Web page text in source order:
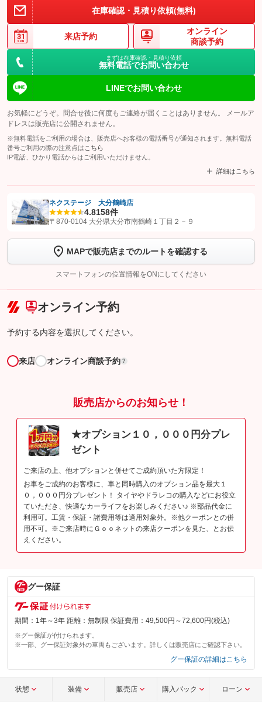
在庫確認・見積り依頼(無料)
来店予約
オンライン
商談予約
まずは在庫確認・見積り依頼
無料電話でお問い合わせ
LINEでお問い合わせ
お気軽にどうぞ。問合せ後に何度もご連絡が届くことはありません。 メールア
ドレスは販売店に公開されません。
※無料電話をご利用の場合は、販売店へお客様の電話番号が通知されます。無料電話
番号ご利用の際の注意点は こちら
IP電話、ひかり電話からはご利用いただけません。
詳細はこちら
【STEP1】認証画面でグーネットを友だち追加してから「許可する」ボタンを押
トーク画面で
ボタンをタップして問い合わせを
完了してください。
こちら
ネクステージ 大分鶴崎店
4.8158件
〒870-0104 大分県大分市南鶴崎１丁目２－９
MAPで販売店までのルートを確認する
スマートフォンの位置情報をONにしてください
オンライン予約
予約する内容を選択してください。
来店 オンライン商談予約 ?
販売店からのお知らせ！
★オプション１０，０００円分プレ
ゼント
ご来店の上、他オプションと併せてご成約頂いた方限定！
お車をご成約のお客様に、車と同時購入のオプション品を最大１
０，０００円分プレゼント！ タイヤやドラレコの購入などにお役立
ていただき、快適なカーライフをお楽しみください♪ ※部品代金に
利用可。工賃・保証・諸費用等は適用対象外。※他クーポンとの併
用不可。※ご来店時にＧｏｏネットの来店クーポンを見た、とお伝
えください。
グー保証
期間：1年～3年 距離：無制限 保証費用：49,500円～72,600円(税込)
※グー保証が付けられます。
※一部、グー保証対象外の車両もございます。詳しくは販売店にご確認下さい。
グー保証の詳細はこちら
状態 装備 販売店 購入パック ローン